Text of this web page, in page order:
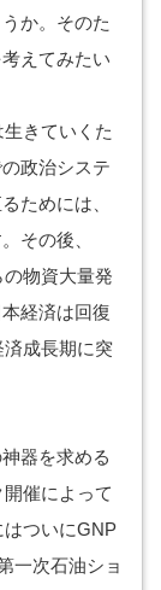
か。そのた
えてみたい
きていくた
政治システ
ためには、
その後、
物資大量発
経済は回復
成長期に突
器を求める
催によって
はついにGNP
一次石油ショ